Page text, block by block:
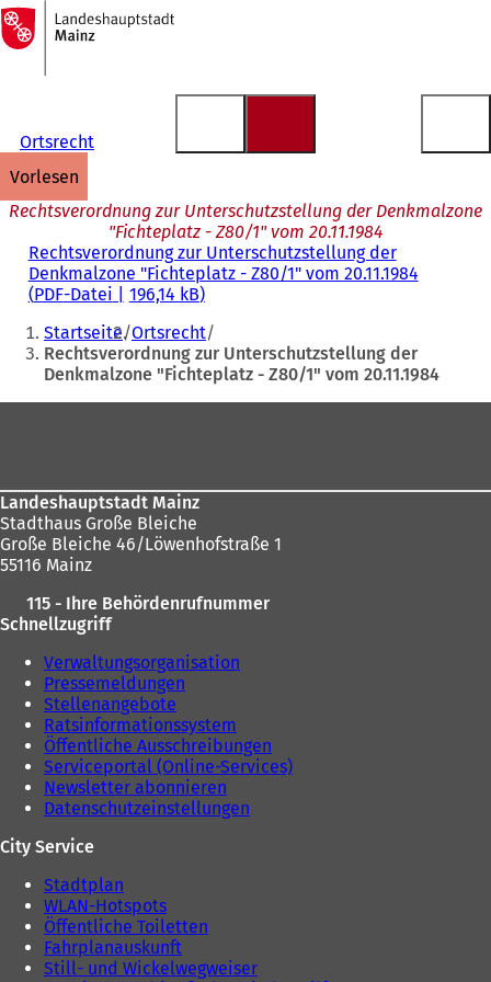
Inhalt anspringen
Zur
Startseite
Ortsrecht
vorlesen
Rechtsverordnung zur Unterschutzstellung der Denkmalzone
"Fichteplatz - Z80/1" vom 20.11.1984
Rechtsverordnung zur Unterschutzstellung der
Denkmalzone "Fichteplatz - Z80/1" vom 20.11.1984
PDF-Datei 196,14 kB
Sie
befinden
sich
hier:
Startseite Ortsrecht
Rechtsverordnung zur Unterschutzstellung der
Denkmalzone "Fichteplatz - Z80/1" vom 20.11.1984
Landeshauptstadt Mainz
Stadthaus Große Bleiche
Große Bleiche 46/Löwenhofstraße 1
55116 Mainz
115 - Ihre Behördenrufnummer
Schnellzugriff
Verwaltungsorganisation
Pressemeldungen
Stellenangebote
Ratsinformationssystem
Öffentliche Ausschreibungen
Serviceportal (Online-Services)
Newsletter abonnieren
Datenschutzeinstellungen
City Service
Stadtplan
WLAN-Hotspots
Öffentliche Toiletten
Fahrplanauskunft
Still- und Wickelwegweiser